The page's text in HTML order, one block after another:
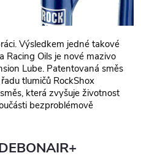
Výsledkem jedné takové
Racing Oils je nové mazivo
Lube. Patentovaná směs
tlumičů RockShox
která zvyšuje životnost
bezproblémově